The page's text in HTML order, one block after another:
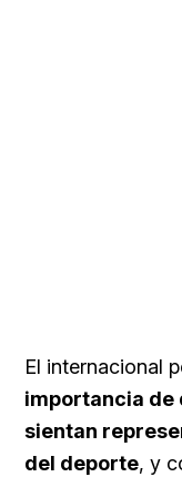
El internacional
importancia de
sientan
del deporte, y